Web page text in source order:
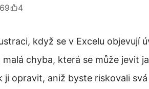
4
když se v Excelu objevují
chyba, která se může jevit
opravit, aniž byste riskovali